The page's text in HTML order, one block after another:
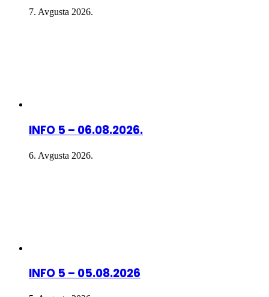
7. Avgusta 2026.
INFO 5 – 06.08.2026.
6. Avgusta 2026.
INFO 5 – 05.08.2026